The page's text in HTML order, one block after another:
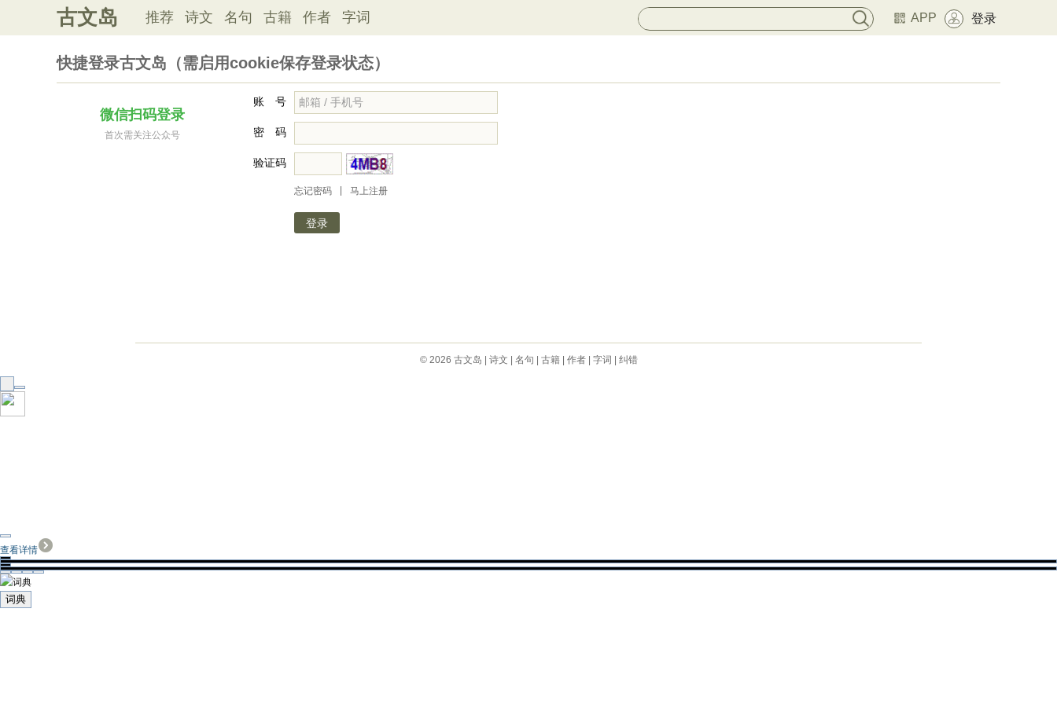
古文岛 推荐 诗文 名句 古籍 作者 字词 APP 登录
快捷登录古文岛（需启用cookie保存登录状态）
微信扫码登录
首次需关注公众号
账 号
密 码
验证码
忘记密码 马上注册
© 2026 古文岛 诗文 名句 古籍| 作者| 字词 纠错
查看详情
词典